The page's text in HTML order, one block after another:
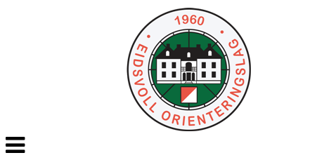
Veksle
navigasjon